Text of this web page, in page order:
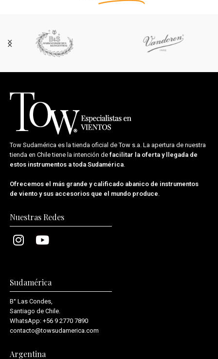
Tow Sudamérica es la tienda oficial deTow s.a. La apertura de nuestra
tienda en Chile tiene la intención de facilitar la oferta y llegada de
estos instrumentos a toda Sudamérica.
Ofrecemos el más grande y calificado abanico de instrumentos
de viento y sus accesorios que el mundo produce.
Nuestras Redes
Sudamérica
B° Las Condes,
Santiago de Chile.
WhatsApp: +56 9 2770 7890
contacto@towsudamerica.com
Argentina